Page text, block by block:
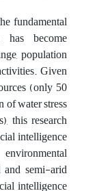
fundamental
become
population
Given
(only 50
of water stress
this research
intelligence
semi-arid
intelligence